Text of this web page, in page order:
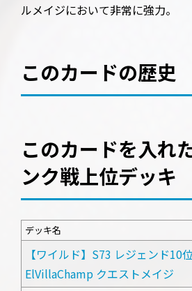
ルメイジにおいて非常に強力。
このカードの歴史
このカードを入れ
ンク戦上位デッキ
デッキ名
【ワイルド】S73 レジェンド10
ElVillaChamp クエストメイジ